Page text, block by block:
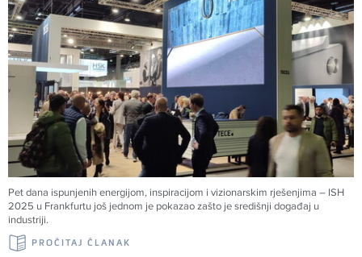
Pet dana ispunjenih energijom, inspiracijom i vizionarskim rješenjima – ISH
2025 u Frankfurtu još jednom je pokazao zašto je središnji događaj u
industriji.
PROČITAJ ČLANAK